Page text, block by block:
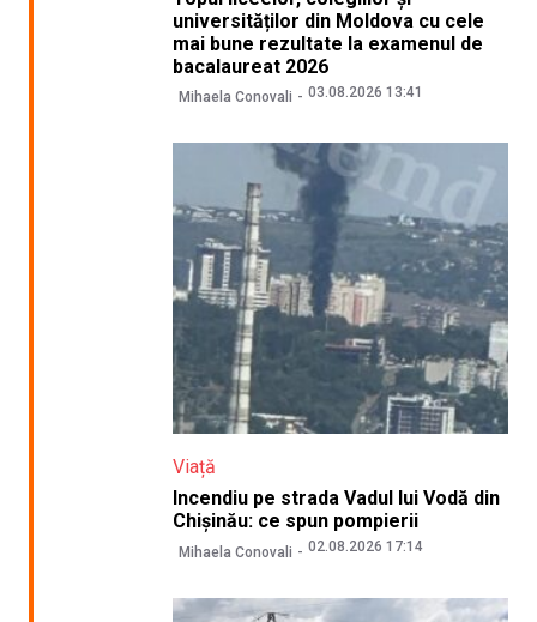
universităților din Moldova cu cele
mai bune rezultate la examenul de
bacalaureat 2026
Mihaela Conovali 03.08.2026 13:41
Viață
Incendiu pe strada Vadul lui Vodă din
Chișinău: ce spun pompierii
Mihaela Conovali 02.08.2026 17:14